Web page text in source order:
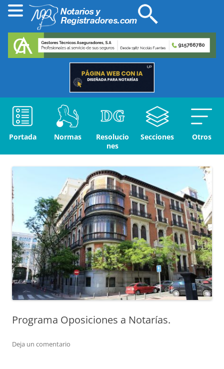
Portada Normas
Resolucio
nes
Secciones Otros
Programa Oposiciones a Notarías.
Deja un comentario